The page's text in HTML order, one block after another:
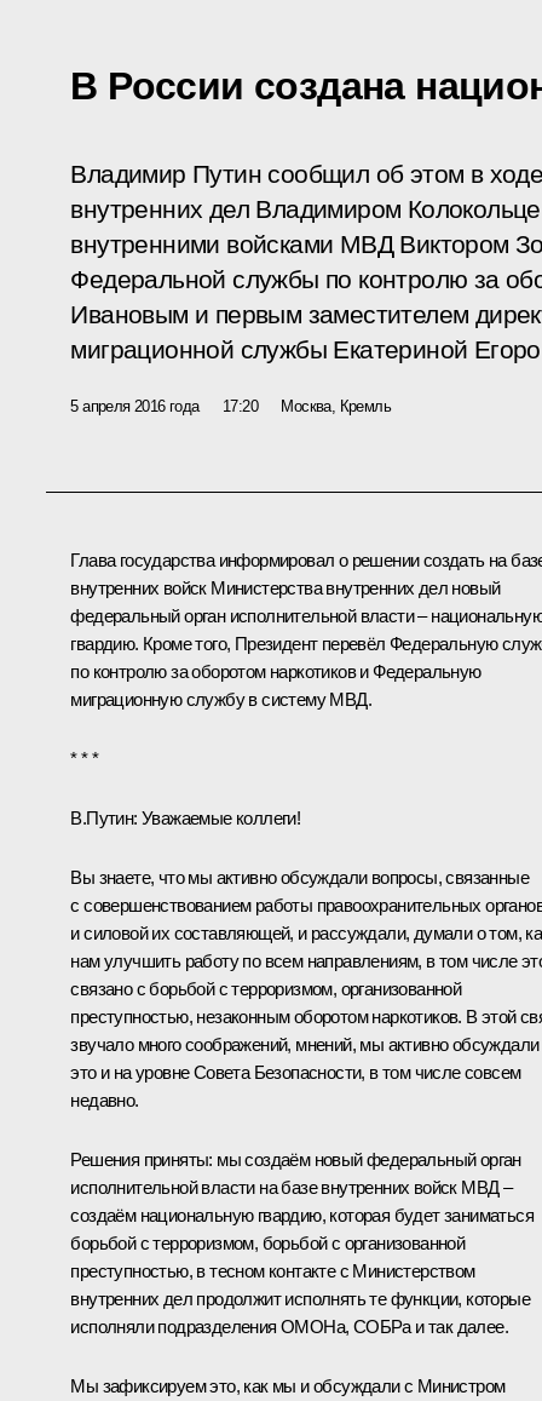
В России создана
Владимир Путин сообщил об этом в
внутренних дел Владимиром
внутренними войсками МВД Виктором
Федеральной службы по контролю за
Ивановым и первым заместителем
миграционной службы Екатериной
5 апреля 2016 года 17:20 Москва, Кремль
Глава государства информировал о решении создать на
внутренних войск Министерства внутренних дел новый
федеральный орган исполнительной власти –
гвардию. Кроме того, Президент перевёл Федеральную
по контролю за оборотом наркотиков и Федеральную
миграционную службу в систему МВД.
* * *
В.Путин: Уважаемые коллеги!
Вы знаете, что мы активно обсуждали вопросы, связанные
с совершенствованием работы правоохранительных
и силовой их составляющей, и рассуждали, думали о том,
нам улучшить работу по всем направлениям, в том числе
связано с борьбой с терроризмом, организованной
преступностью, незаконным оборотом наркотиков. В этой
звучало много соображений, мнений, мы активно обсуждали
это и на уровне Совета Безопасности, в том числе совсем
недавно.
Решения приняты: мы создаём новый федеральный орган
исполнительной власти на базе внутренних войск МВД –
создаём национальную гвардию, которая будет заниматься
борьбой с терроризмом, борьбой с организованной
преступностью, в тесном контакте с Министерством
внутренних дел продолжит исполнять те функции, которые
исполняли подразделения ОМОНа, СОБРа и так далее.
Мы зафиксируем это, как мы и обсуждали с Министром